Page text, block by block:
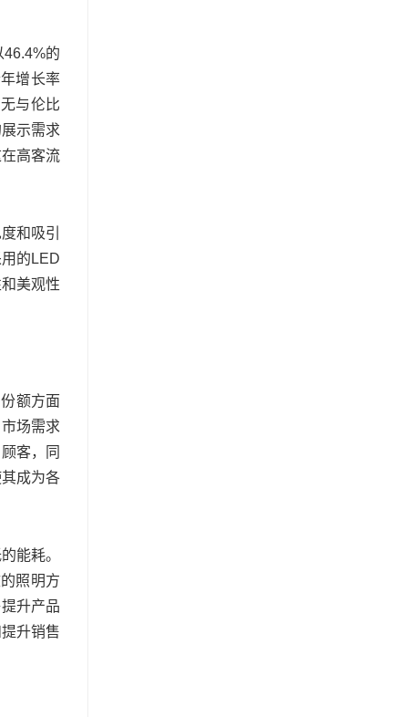
的
增长率
与伦比
示需求
高客流
和吸引
的LED
美观性
额方面
场需求
客，同
成为各
能耗。
照明方
升产品
升销售